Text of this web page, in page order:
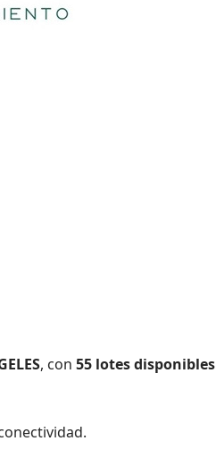
, con 55 lotes disponibles